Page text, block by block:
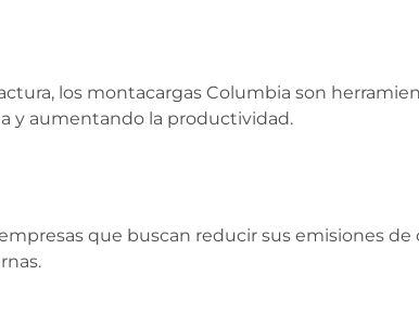
los montacargas Columbia son
y aumentando la productividad.
que buscan reducir sus emisiones de